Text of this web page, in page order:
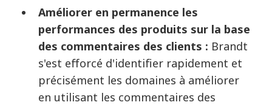
Améliorer en permanence les
performances des produits sur la base
des commentaires des clients : Brandt
s'est efforcé d'identifier rapidement et
précisément les domaines à améliorer
en utilisant les commentaires des